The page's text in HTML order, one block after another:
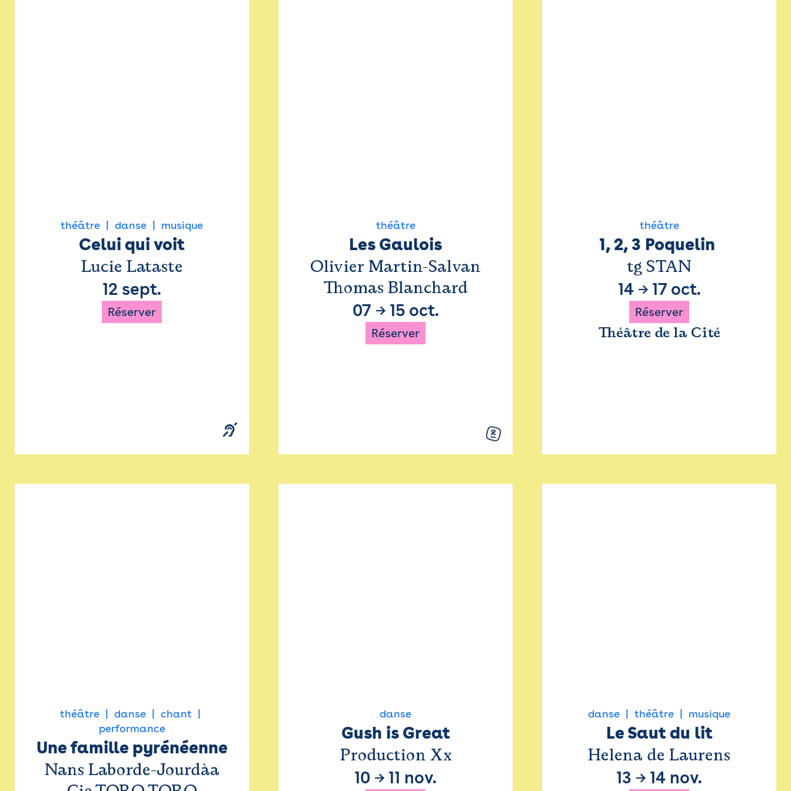
théâtre danse musique
Celui qui voit
Lucie Lataste
12 sept.
Réserver
théâtre
Les Gaulois
Olivier Martin-Salvan
Thomas Blanchard
07 → 15 oct.
Réserver
théâtre
1, 2, 3 Poquelin
tg STAN
14→ 17 oct.
Réserver
Théâtre de la Cité
théâtre danse
chant
performance
Une famille pyrénéenne
Nans Laborde-Jourdàa
danse
Gush is Great
Production Xx
10 → 11 nov.
danse théâtre musique
Le Saut du lit
Helena de Laurens
13 → 14 nov.